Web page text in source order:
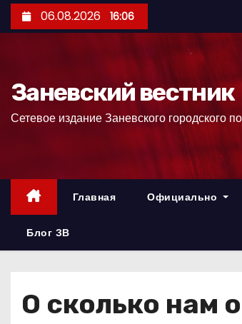
е
р
06.08.2026 16:06
Заневский вестник
Сетевое издание Заневского городского
Главная Официально
Блог ЗВ
О сколько нам